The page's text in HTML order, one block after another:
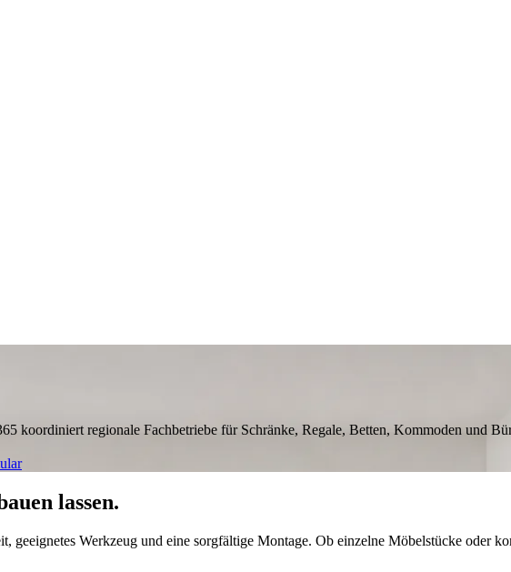
koordiniert regionale Fachbetriebe für Schränke, Regale, Betten, Kommoden und
lassen.
Werkzeug und eine sorgfältige Montage. Ob einzelne Möbelstücke oder